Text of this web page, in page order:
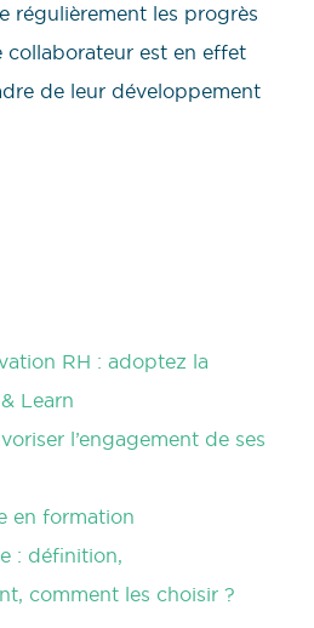
régulièrement les progrès
collaborateur est en effet
de leur développement
RH : adoptez la
Learn
l’engagement de ses
en formation
: définition,
comment les choisir ?